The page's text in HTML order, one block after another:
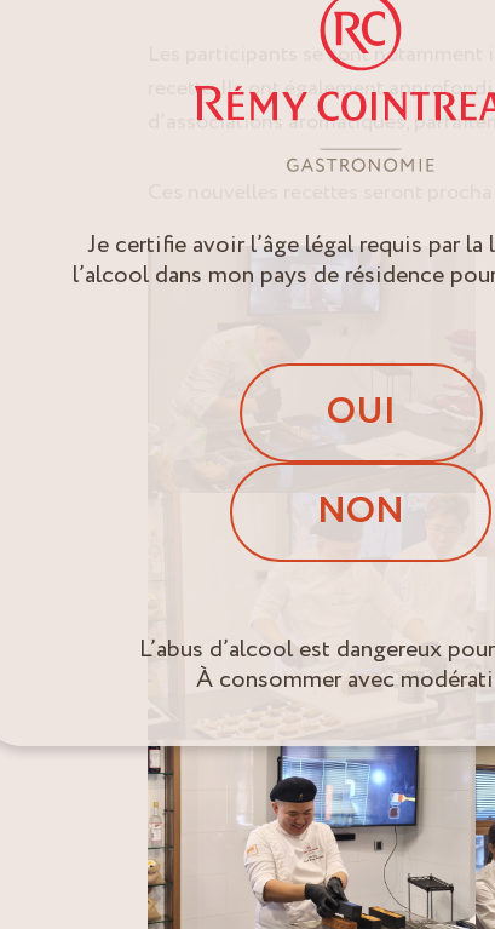
Les participants se sont
recette. Ils ont également
d’associations aromatiques,
Ces nouvelles recettes seront
Je certifie avoir l’âge légal requis par
l’alcool dans mon pays de résidence
OUI
NON
L’abus d’alcool est dangereux
À consommer avec